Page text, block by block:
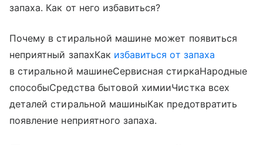
запаха. Как от него избавиться?
Почему в стиральной машине может появиться
неприятный запахКак избавиться от запаха
в стиральной машинеСервисная стиркаНародные
способыСредства бытовой химииЧистка всех
деталей стиральной машиныКак предотвратить
появление неприятного запаха.